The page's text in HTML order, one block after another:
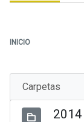
INICIO
Carpetas
2014